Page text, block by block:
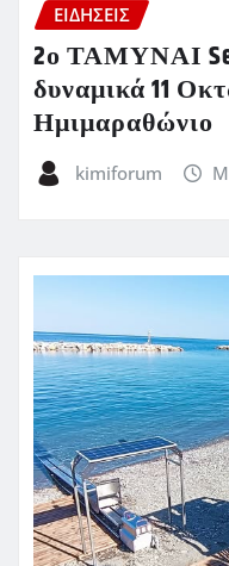
ΕΙΔΗΣΕΙΣ
2ο ΤΑΜΥΝΑΙ
δυναμικά 11
Ημιμαραθώνιο
kimiforum